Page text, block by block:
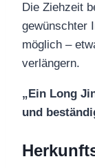
Die Ziehzeit
gewünschter
möglich –
verlängern.
„Ein Long
und